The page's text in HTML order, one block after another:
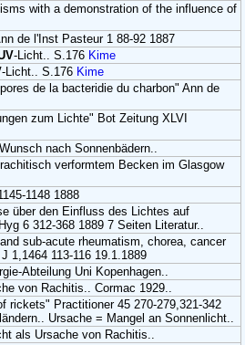
with a demonstration of the influence of
de l'Inst Pasteur 1 88-92 1887
-Licht.. S.176 Kime
-Licht.. S.176 Kime
de la bacteridie du charbon" Ann de
zum Lichte" Bot Zeitung XLVI
nach Sonnenbädern..
verformtem Becken im Glasgow
1148 1888
über den Einfluss des Lichtes auf
6 312-368 1889 7 Seiten Literatur..
sub-acute rheumatism, chorea, cancer
1,1464 113-116 19.1.1889
Abteilung Uni Kopenhagen..
von Rachitis.. Cormac 1929..
rickets" Practitioner 45 270-279,321-342
Ursache = Mangel an Sonnenlicht..
als Ursache von Rachitis..